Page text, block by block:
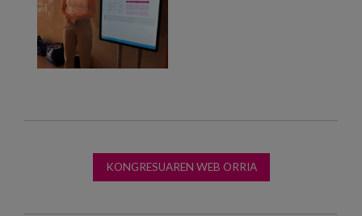
KONGRESUAREN WEB ORRIA